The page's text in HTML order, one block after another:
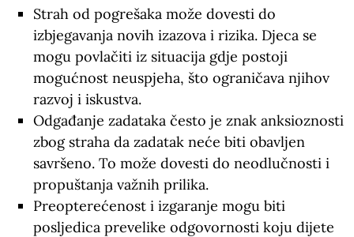
Strah od pogrešaka može dovesti do
izbjegavanja novih izazova i rizika. Djeca se
mogu povlačiti iz situacija gdje postoji
mogućnost neuspjeha, što ograničava njihov
razvoj i iskustva.
Odgađanje zadataka često je znak anksioznosti
zbog straha da zadatak neće biti obavljen
savršeno. To može dovesti do neodlučnosti i
propuštanja važnih prilika.
Preopterećenost i izgaranje mogu biti
posljedica prevelike odgovornosti koju dijete